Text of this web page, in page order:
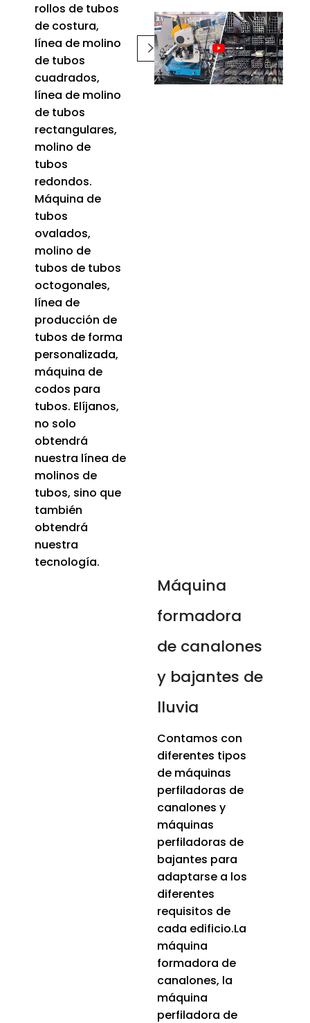
rollos de tubos
de costura,
línea de molino
de tubos
cuadrados,
línea de molino
de tubos
rectangulares,
molino de
tubos
redondos.
Máquina de
tubos
ovalados,
molino de
tubos de tubos
octogonales,
línea de
producción de
tubos de forma
personalizada,
máquina de
codos para
tubos. Elíjanos,
no solo
obtendrá
nuestra línea de
molinos de
tubos, sino que
también
obtendrá
nuestra
tecnología.
Máquina
formadora
de canalones
y bajantes de
lluvia
Contamos con
diferentes tipos
de máquinas
perfiladoras de
canalones y
máquinas
perfiladoras de
bajantes para
adaptarse a los
diferentes
requisitos de
cada edificio.La
máquina
formadora de
canalones, la
máquina
perfiladora de